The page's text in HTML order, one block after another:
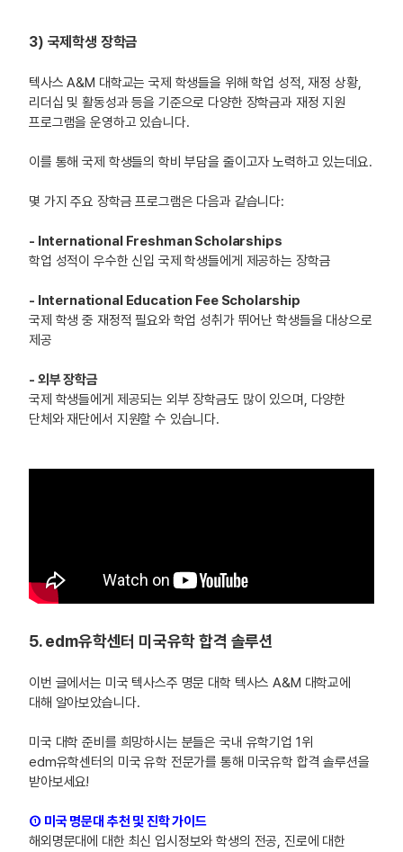
3) 국제학생 장학금
텍사스 A&M 대학교는 국제 학생들을 위해 학업 성적, 재정 상황,
리더십 및 활동성과 등을 기준으로 다양한 장학금과 재정 지원
프로그램을 운영하고 있습니다.
이를 통해 국제 학생들의 학비 부담을 줄이고자 노력하고 있는데요.
몇 가지 주요 장학금 프로그램은 다음과 같습니다:
- International Freshman Scholarships
학업 성적이 우수한 신입 국제 학생들에게 제공하는 장학금
​- International Education Fee Scholarship
국제 학생 중 재정적 필요와 학업 성취가 뛰어난 학생들을 대상으로
제공
- 외부 장학금
국제 학생들에게 제공되는 외부 장학금도 많이 있으며, 다양한
단체와 재단에서 지원할 수 있습니다.
5. edm유학센터 미국유학 합격 솔루션
이번 글에서는 미국 텍사스주 명문 대학 텍사스 A&M 대학교에
대해 알아보았습니다.
미국 대학 준비를 희망하시는 분들은 국내 유학기업 1위
edm유학센터의 미국 유학 전문가를 통해 미국유학 합격 솔루션을
받아보세요!
① 미국 명문대 추천 및 진학 가이드
해외명문대에 대한 최신 입시정보와 학생의 전공, 진로에 대한